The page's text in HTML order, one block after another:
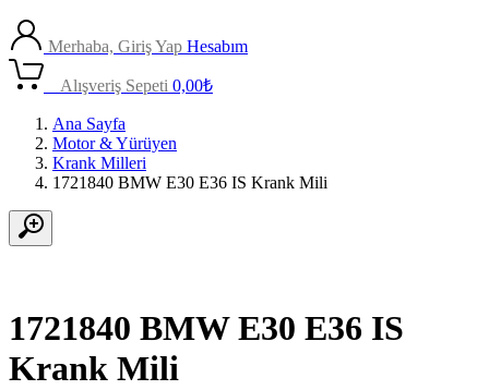
Merhaba, Giriş Yap Hesabım
Alışveriş Sepeti 0,00₺
Ana Sayfa
Motor & Yürüyen
Krank Milleri
1721840 BMW E30 E36 IS Krank Mili
1721840 BMW E30 E36 IS
Krank Mili